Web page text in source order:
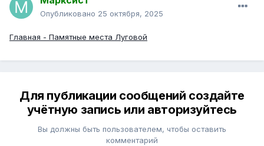
Опубликовано 25 октября, 2025
Главная - Памятные места Луговой
Для публикации сообщений создайте
учётную запись или авторизуйтесь
Вы должны быть пользователем, чтобы оставить
комментарий